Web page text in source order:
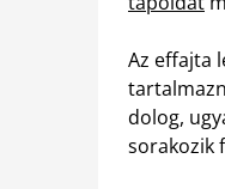
Az effajta
dolog,
sorakozik